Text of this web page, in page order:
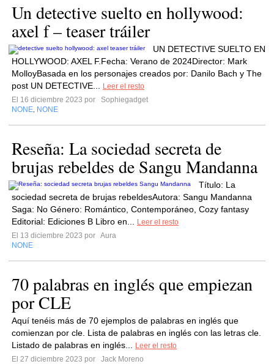
Un detective suelto en hollywood:
axel f – teaser tráiler
UN DETECTIVE SUELTO EN
HOLLYWOOD: AXEL F.Fecha: Verano de 2024Director: Mark
MolloyBasada en los personajes creados por: Danilo Bach y The
post UN DETECTIVE...
Leer el resto
El 16 diciembre 2023 por
Sophiegadget
NONE NONE
Reseña: La sociedad secreta de
brujas rebeldes de Sangu Mandanna
Título: La
sociedad secreta de brujas rebeldesAutora: Sangu Mandanna
Saga: No Género: Romántico, Contemporáneo, Cozy fantasy
Editorial: Ediciones B Libro en...
Leer el resto
El 13 diciembre 2023 por Aura
NONE
70 palabras en inglés que empiezan
por CLE
Aquí tenéis más de 70 ejemplos de palabras en inglés que
comienzan por cle. Lista de palabras en inglés con las letras cle.
Listado de palabras en inglés...
Leer el resto
El 27 diciembre 2023 por
Jack Moreno